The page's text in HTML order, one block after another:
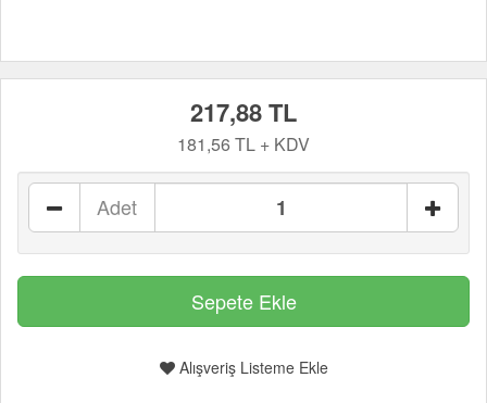
217,88 TL
181,56 TL + KDV
Adet
Alışveriş Listeme Ekle